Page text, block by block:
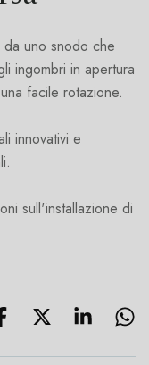
uno snodo che
ingombri in apertura
facile rotazione.
innovativi e
sull'installazione di